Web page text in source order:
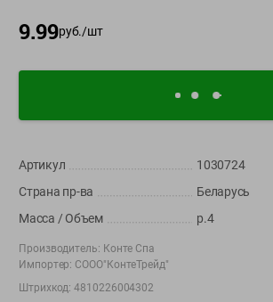
Приложение Green c
доставкой и бонусной картой
+375 44 560-60-61
Время работы Call-центра: Пн.- Пт. с 09.00 до
выходной
shop@green-market.by
Пишите нам свои вопросы, предложения и
9.99руб./шт
Артикул
1030724
Страна пр-ва
Беларусь
Масса / Объем
р.4
Производитель: Конте Спа
Импортер: СООО"КонтеТрейд"
Штрихкод:4810226004302